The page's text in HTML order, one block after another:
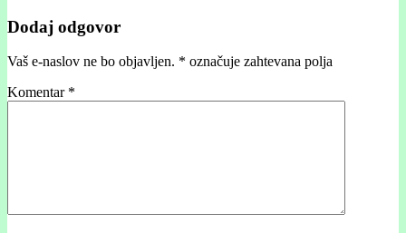
Dodaj odgovor
Vaš e-naslov ne bo objavljen. * označuje zahtevana polja
Komentar *